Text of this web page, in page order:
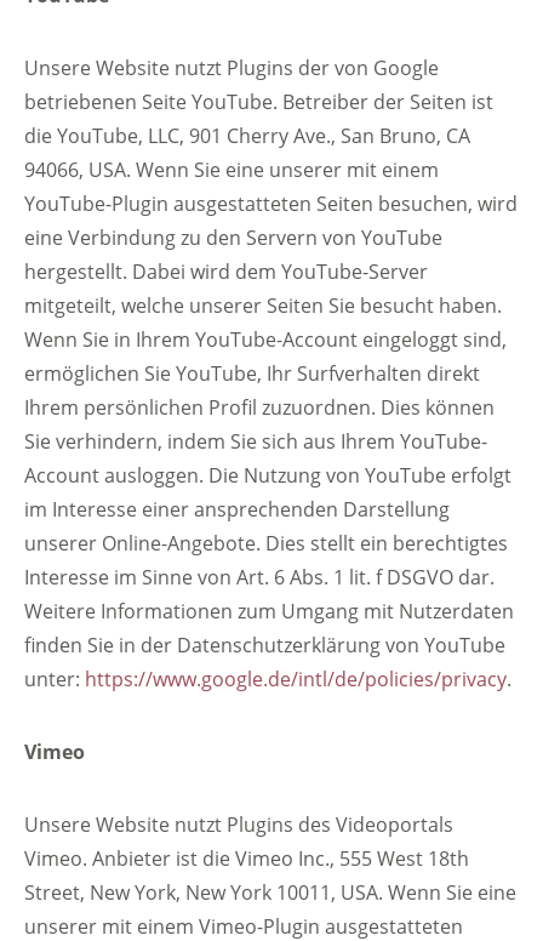
Unsere Website nutzt Plugins der von Google
betriebenen Seite YouTube. Betreiber der Seiten ist
die YouTube, LLC, 901 Cherry Ave., San Bruno, CA
94066, USA. Wenn Sie eine unserer mit einem
YouTube-Plugin ausgestatteten Seiten besuchen, wird
eine Verbindung zu den Servern von YouTube
hergestellt. Dabei wird dem YouTube-Server
mitgeteilt, welche unserer Seiten Sie besucht haben.
Wenn Sie in Ihrem YouTube-Account eingeloggt sind,
ermöglichen Sie YouTube, Ihr Surfverhalten direkt
Ihrem persönlichen Profil zuzuordnen. Dies können
Sie verhindern, indem Sie sich aus Ihrem YouTube-
Account ausloggen. Die Nutzung von YouTube erfolgt
im Interesse einer ansprechenden Darstellung
unserer Online-Angebote. Dies stellt ein berechtigtes
Interesse im Sinne von Art. 6 Abs. 1 lit. f DSGVO dar.
Weitere Informationen zum Umgang mit Nutzerdaten
finden Sie in der Datenschutzerklärung von YouTube
unter: https://www.google.de/intl/de/policies/privacy.
Vimeo
Unsere Website nutzt Plugins des Videoportals
Vimeo. Anbieter ist die Vimeo Inc., 555 West 18th
Street, New York, New York 10011, USA. Wenn Sie eine
unserer mit einem Vimeo-Plugin ausgestatteten